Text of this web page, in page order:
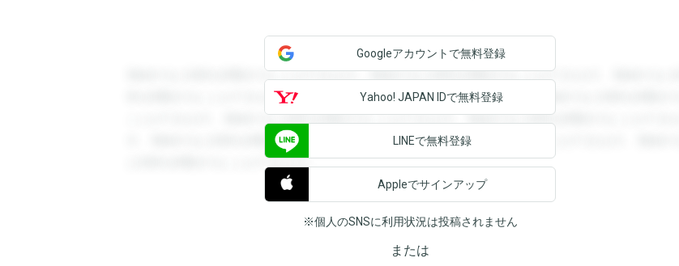
登録すると回答を閲覧することができます。登録すると回答を閲覧することができます。登録すると回
答を閲覧することができます。登録すると回答を閲覧することができます。登録すると回答を閲覧する
ことができます。登録すると回答を閲覧することができます。登録すると回答を閲覧することができま
す。登録すると回答を閲覧することができます。登録すると回答を閲覧することができます。登録する
と回答を閲覧することができます。
Googleアカウントで無料登録
Yahoo! JAPAN IDで無料登録
LINEで無料登録
Appleでサインアップ
※個人のSNSに利用状況は投稿されません
または